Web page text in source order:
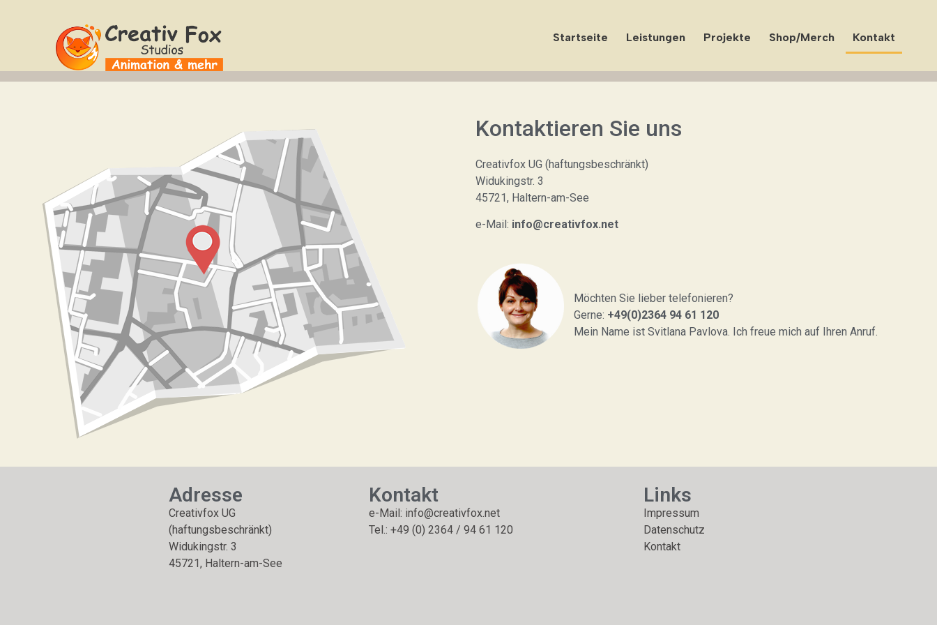
Startseite Leistungen Projekte Shop/Merch Kontakt
Kontaktieren Sie uns
Creativfox UG (haftungsbeschränkt)
Widukingstr. 3
45721, Haltern-am-See
e-Mail: info@creativfox.net
Möchten Sie lieber telefonieren?
Gerne: +49(0)2364 94 61 120
Mein Name ist Svitlana Pavlova. Ich freue mich auf Ihren Anruf.
Adresse
Creativfox UG
(haftungsbeschränkt)
Widukingstr. 3
45721, Haltern-am-See
Kontakt
e-Mail: info@creativfox.net
Tel.: +49 (0) 2364 / 94 61 120
Links
Impressum
Datenschutz
Kontakt